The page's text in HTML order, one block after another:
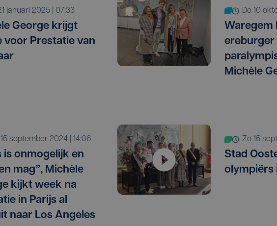
21 januari 2025 | 07:33
George krijgt
voor Prestatie van
do 10
Waregem
ereburger
Michèle
15 september 2024 | 14:06
is onmogelijk en
mag”, Michèle
kijkt week na
in Parijs al
naar Los Angeles
zo 15
Stad
olympiërs